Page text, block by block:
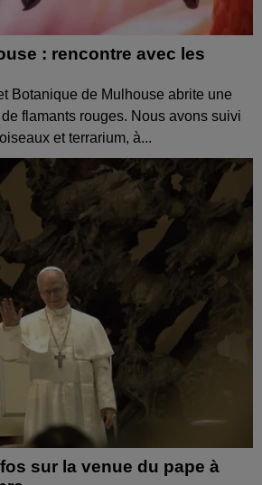
: rencontre avec les
Botanique de Mulhouse abrite une
flamants rouges. Nous avons suivi
et terrarium, à...
sur la venue du pape à